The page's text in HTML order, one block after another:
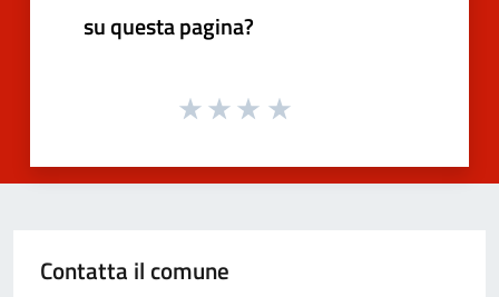
su questa pagina?
Contatta il comune